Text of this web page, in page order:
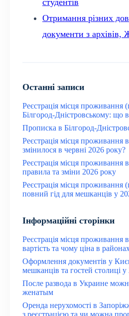
Отримання різних
документи з
Останні записи
Реєстрація місця проживання
Білгород-Дністровському: що
Прописка в Білгород-
Реєстрація місця проживання
змінилося в червні 2026 року?
Реєстрація місця проживання в
правила та зміни 2026 року
Реєстрація місця проживання
повний гід для мешканців у
Інформаційні сторінки
Реєстрація місця проживання
вартість та чому ціна в
Оформлення документів у
мешканців та гостей столиці у
После развода в Украине
женатым
Оренда нерухомості в
з реєстрацією та чи можна